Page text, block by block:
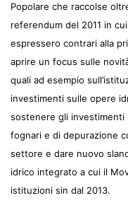
Popolare che raccolse
referendum del 2011 in
espressero contrari alla
aprire un focus sulle
quali ad esempio
investimenti sulle opere
sostenere gli investimenti
fognari e di depurazione
settore e dare nuovo
idrico integrato a cui il
istituzioni sin dal 2013.